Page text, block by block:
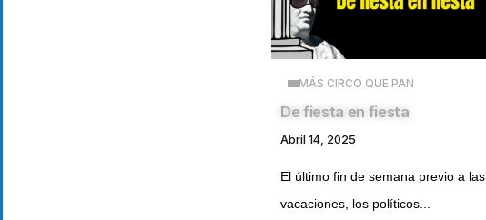
MÁS CIRCO QUE PAN
De fiesta en fiesta
Abril 14, 2025
El último fin de semana previo a las
vacaciones, los políticos...